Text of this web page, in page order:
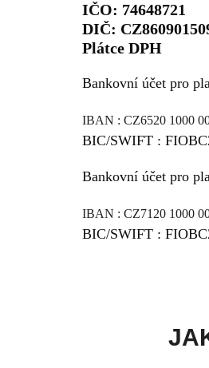
IČO: 74648721
DIČ:
Plátce DPH
Bankovní účet pro
IBAN : CZ6520 1000
BIC/SWIFT :
Bankovní účet pro
IBAN : CZ7120 1000
BIC/SWIFT :